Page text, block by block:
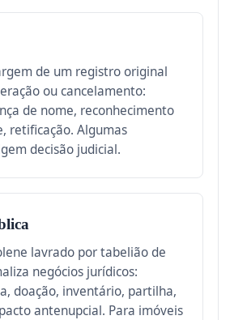
de um registro original
ou cancelamento:
de nome, reconhecimento
retificação. Algumas
decisão judicial.
lavrado por tabelião de
negócios jurídicos:
doação, inventário, partilha,
antenupcial. Para imóveis